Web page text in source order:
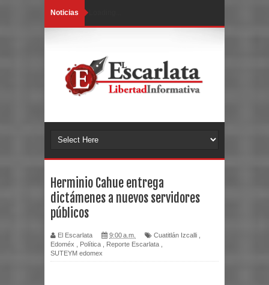
Noticias
Herminio Cahue entrega
dictámenes a nuevos servidores
públicos
El Escarlata 9:00 a.m. Cuatitlán Izcalli
Edoméx
Política Reporte Escarlata
SUTEYM edomex